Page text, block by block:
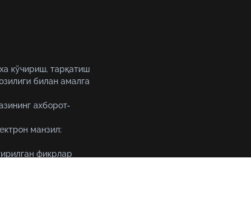
кўчириш, тарқатиш
билан амалга
ахборот-
манзил:
фикрлар